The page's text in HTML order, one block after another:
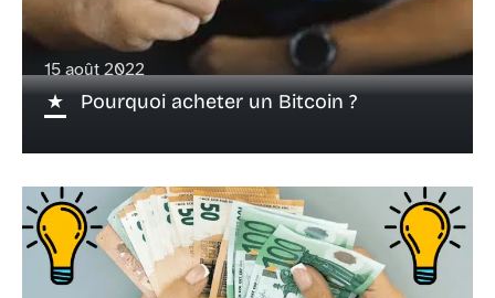
15 août 2022
Pourquoi acheter un Bitcoin ?